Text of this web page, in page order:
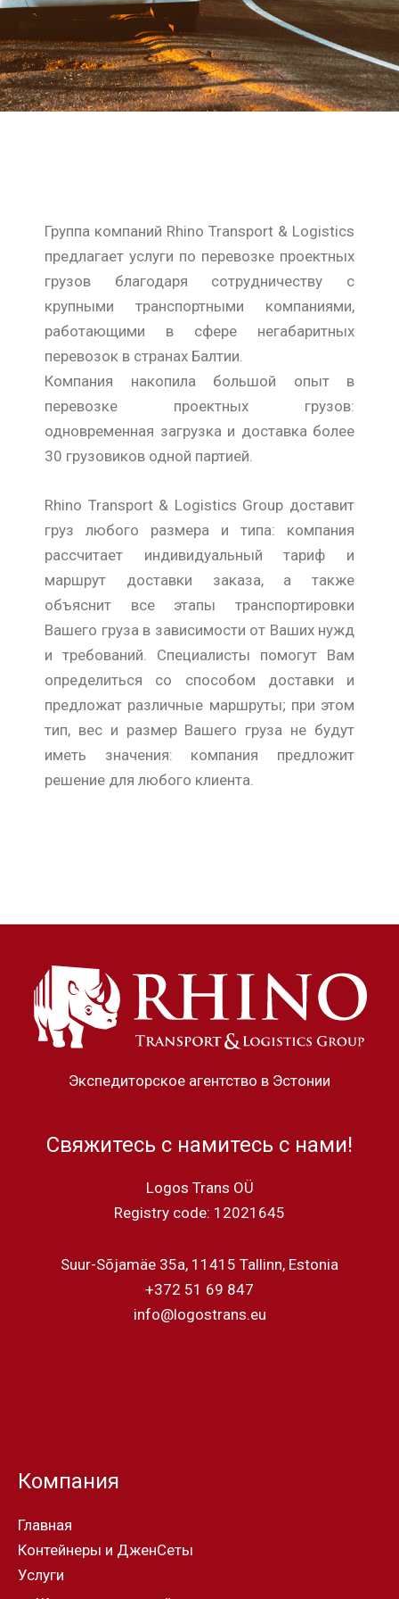
Группа компаний Rhino Transport & Logistics
предлагает услуги по перевозке проектных
грузов благодаря сотрудничеству с
крупными транспортными компаниями,
работающими в сфере негабаритных
перевозок в странах Балтии.
Компания накопила большой опыт в
перевозке проектных грузов:
одновременная загрузка и доставка более
30 грузовиков одной партией.
Rhino Transport & Logistics Group доставит
груз любого размера и типа: компания
рассчитает индивидуальный тариф и
маршрут доставки заказа, а также
объяснит все этапы транспортировки
Вашего груза в зависимости от Ваших нужд
и требований. Специалисты помогут Вам
определиться со способом доставки и
предложат различные маршруты; при этом
тип, вес и размер Вашего груза не будут
иметь значения: компания предложит
решение для любого клиента.
Экспедиторское агентство в Эстонии
Свяжитесь с намитесь с нами!
Logos Trans OÜ
Registry code: 12021645
Suur-Sõjamäe 35a, 11415 Tallinn, Estonia
+372 51 69 847
info@logostrans.eu
Компания
Главная
Контейнеры и ДженСеты
Услуги